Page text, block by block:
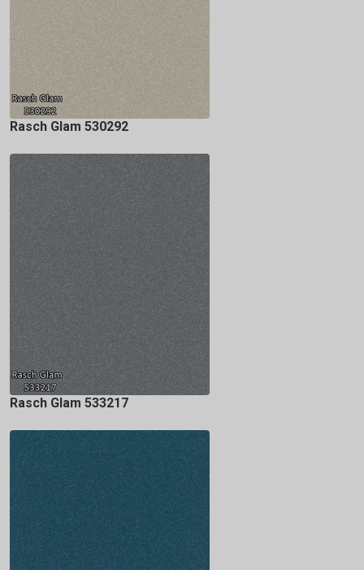
Rasch Glam 530292
Rasch Glam 533217